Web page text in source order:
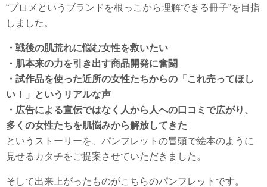
“プロメというブランドを根っこから理解できる冊子”を目指
しました。
・戦後の肌荒れに悩む女性を救いたい
・肌本来の力を引き出す商品開発に奮闘
・試作品を使った近所の女性たちからの「これ売ってほし
い！」というリアルな声
・広告による宣伝ではなく人から人への口コミで広がり、
多くの女性たちを肌悩みから解放してきた
というストーリーを、パンフレットの冒頭で絵本のように
見せるカタチをご提案させていただきました。
そして出来上がったものがこちらのパンフレットです。